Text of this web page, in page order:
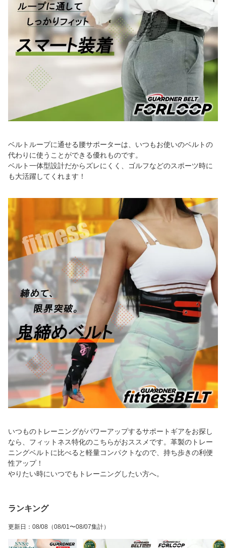
ベルトループに通せる腰サポーターは、いつもお使いのベルトの
代わりに使うことができる優れものです。
ベルト一体型設計だからズレにくく、ゴルフなどのスポーツ時に
も大活躍してくれます！
いつものトレーニングがパワーアップするサポートギアをお探し
なら、フィットネス特化のこちらがおススメです。革製のトレー
ニングベルトに比べると軽量コンパクトなので、持ち歩きの利便
性アップ！
やりたい時にいつでもトレーニングしたい方へ。
ランキング
更新日 ： 08/08 （08/01〜08/07集計）